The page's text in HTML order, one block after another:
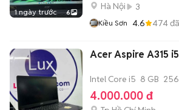
1 ngày trước 6
Hà Nội 3
Kiều Sơn 4.6 474
Acer Aspire A315
Intel Core i5 8 GB
4.000.000 đ